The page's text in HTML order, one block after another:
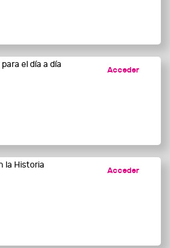
el día a día
Acceder
la Historia
Acceder